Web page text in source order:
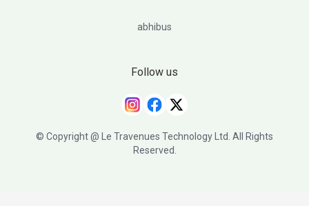
abhibus
Follow us
© Copyright @ Le Travenues Technology Ltd. All Rights
Reserved.